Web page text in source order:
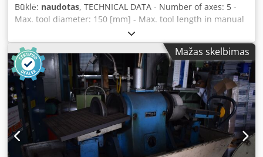
Būklė: naudotas, TECHNICAL DATA - Number of axes: 5 -
Max. tool diameter: 150 [mm] - Max. tool length in manual
mode: 300 [mm] - Max. tool length in automatic mode: 140
[mm] - Max. tool weight: 25 [kg] WORKPIECE HEAD (A-axis) -
Adapter: SA 50 - Travel X/Z: 360 / 300 [mm] - Travel A-axis:
360 [°] - Max. speed: 800 [rpm] GRINDING HEAD (B-axis) -
Adapter: HSK-E40 - Travel Y: 200 [mm] - Travel B-axis: -30 /
+180 [°] - Grinding wheel diameter: 125 [mm] - Max.
speed: 20,000 [rpm] - Spindle power: 7 [kW] GRINDING
WHEEL MAGAZINE - Positions: 4 TOOL MAGAZINE - Type:
with SCHUNK clamping system, via linear axes - Tool
length: 40 – 140 [mm] - Number of tools Ø4-6 per pallet:
200 - Number of tools Ø6-10 per pallet: 96 Dkjdpouhbzujfx
Mažas skelbimas